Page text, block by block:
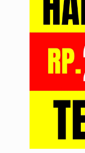
Sitemap